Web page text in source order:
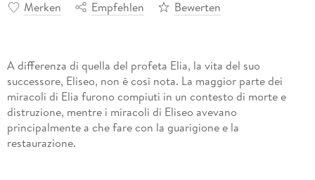
Merken Empfehlen Bewerten
A differenza di quella del profeta Elia, la vita del suo
successore, Eliseo, non è così nota. La maggior parte dei
miracoli di Elia furono compiuti in un contesto di morte e
distruzione, mentre i miracoli di Eliseo avevano
principalmente a che fare con la guarigione e la